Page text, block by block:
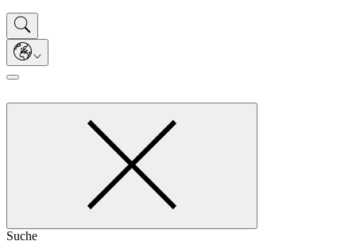
Suche